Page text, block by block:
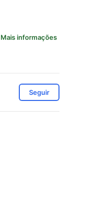
Mais informações
Seguir